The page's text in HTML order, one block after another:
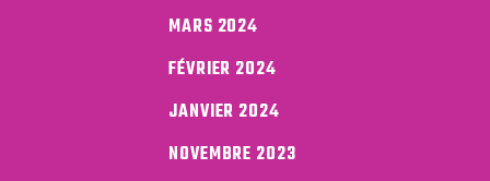
MARS 2024
FÉVRIER 2024
JANVIER 2024
NOVEMBRE 2023